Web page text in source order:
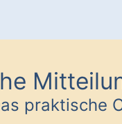
praktische